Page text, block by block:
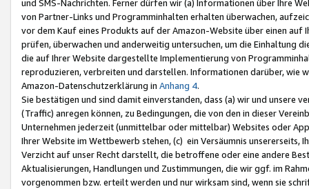
und SMS-Nachrichten. Ferner dürfen wir (a) Informationen über Ihre
von Partner-Links und Programminhalten erhalten überwachen,
vor dem Kauf eines Produkts auf der Amazon-Website über einen
prüfen, überwachen und anderweitig untersuchen, um die Einhaltung
die auf Ihrer Website dargestellte Implementierung von
reproduzieren, verbreiten und darstellen. Informationen darüber, wie
Amazon-Datenschutzerklärung in Anhang 4.
Sie bestätigen und sind damit einverstanden, dass (a) wir und
(Traffic) anregen können, zu Bedingungen, die von den in dieser
Unternehmen jederzeit (unmittelbar oder mittelbar) Websites oder
Ihrer Website im Wettbewerb stehen, (c) ein Versäumnis unsererseits,
Verzicht auf unser Recht darstellt, die betroffene oder eine andere
Aktualisierungen, Handlungen und Zustimmungen, die wir ggf. im
vorgenommen bzw. erteilt werden und nur wirksam sind, wenn sie